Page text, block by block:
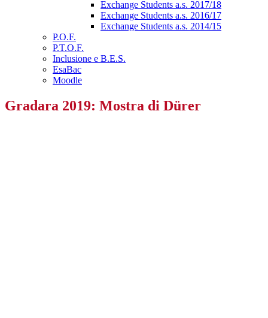
Exchange Students a.s. 2017/18
Exchange Students a.s. 2016/17
Exchange Students a.s. 2014/15
P.O.F.
P.T.O.F.
Inclusione e B.E.S.
EsaBac
Moodle
Gradara 2019: Mostra di Dürer